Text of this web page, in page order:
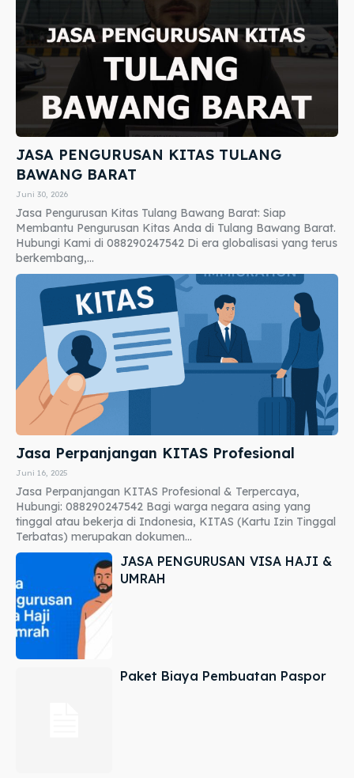
JASA PENGURUSAN KITAS TULANG
BAWANG BARAT
Juni 30, 2026
Jasa Pengurusan Kitas Tulang Bawang Barat: Siap
Membantu Pengurusan Kitas Anda di Tulang Bawang Barat.
Hubungi Kami di 088290247542 Di era globalisasi yang terus
berkembang,...
Jasa Perpanjangan KITAS Profesional
Juni 16, 2025
Jasa Perpanjangan KITAS Profesional & Terpercaya,
Hubungi: 088290247542 Bagi warga negara asing yang
tinggal atau bekerja di Indonesia, KITAS (Kartu Izin Tinggal
Terbatas) merupakan dokumen...
JASA PENGURUSAN VISA HAJI &
UMRAH
Paket Biaya Pembuatan Paspor